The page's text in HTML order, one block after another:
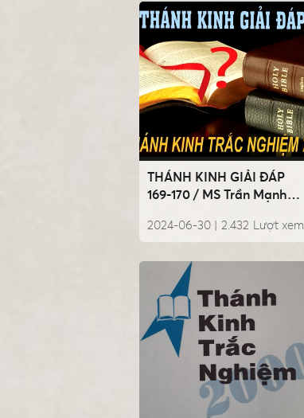
THÁNH KINH GIẢI ĐÁP
169-170 / MS Trần Mạnh
2024-06-30 | Lượt xem
2.432